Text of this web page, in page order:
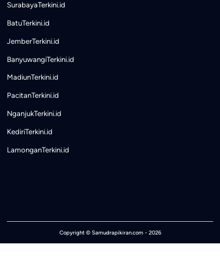
SurabayaTerkini.id
BatuTerkini.id
JemberTerkini.id
BanyuwangiTerkini.id
MadiunTerkini.id
PacitanTerkini.id
NganjukTerkini.id
KediriTerkini.id
LamonganTerkini.id
Copyright © Samudrapikiran.com - 2026